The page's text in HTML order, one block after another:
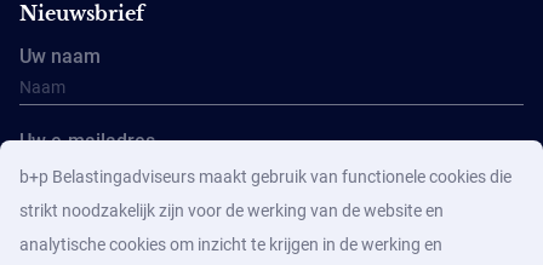
Nieuwsbrief
Uw naam
Uw e-mailadres
b+p Belastingadviseurs maakt gebruik van functionele cookies die
strikt noodzakelijk zijn voor de werking van de website en
analytische cookies om inzicht te krijgen in de werking en